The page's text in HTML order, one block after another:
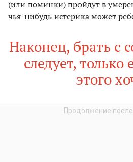
(или поминки) пройдут в
чья-нибудь истерика может
Наконец, брать с
следует, только
этого